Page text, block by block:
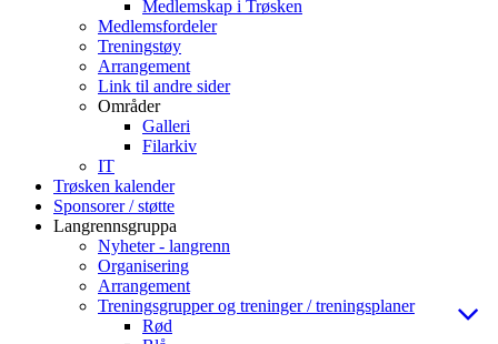
Medlemskap i Trøsken
Medlemsfordeler
Treningstøy
Arrangement
Link til andre sider
Områder
Galleri
Filarkiv
IT
Trøsken kalender
Sponsorer / støtte
Langrennsgruppa
Nyheter - langrenn
Organisering
Arrangement
Treningsgrupper og treninger / treningsplaner
Rød